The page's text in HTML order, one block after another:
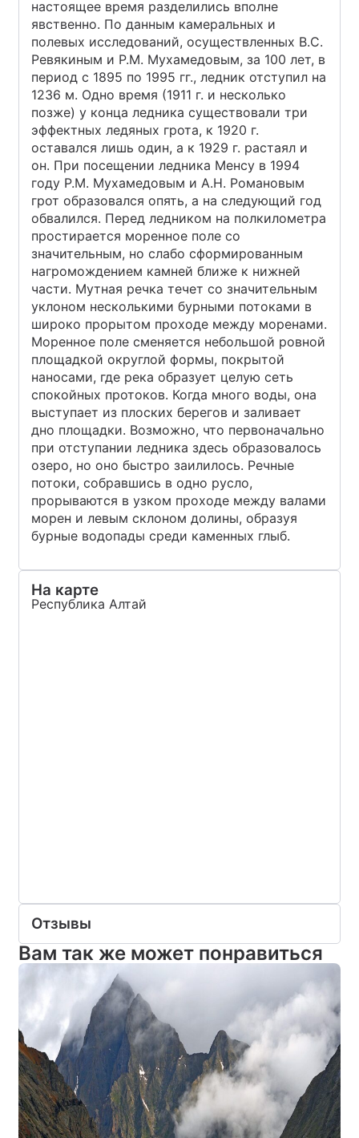
настоящее время разделились вполне
явственно. По данным камеральных и
полевых исследований, осуществленных B.C.
Ревякиным и P.M. Мухамедовым, за 100 лет, в
период с 1895 по 1995 гг., ледник отступил на
1236 м. Одно время (1911 г. и несколько
позже) у конца ледника существовали три
эффектных ледяных грота, к 1920 г.
оставался лишь один, а к 1929 г. растаял и
он. При посещении ледника Менсу в 1994
году P.M. Мухамедовым и А.Н. Романовым
грот образовался опять, а на следующий год
обвалился. Перед ледником на полкилометра
простирается моренное поле со
значительным, но слабо сформированным
нагромождением камней ближе к нижней
части. Мутная речка течет со значительным
уклоном несколькими бурными потоками в
широко прорытом проходе между моренами.
Моренное поле сменяется небольшой ровной
площадкой округлой формы, покрытой
наносами, где река образует целую сеть
спокойных протоков. Когда много воды, она
выступает из плоских берегов и заливает
дно площадки. Возможно, что первоначально
при отступании ледника здесь образовалось
озеро, но оно быстро заилилось. Речные
потоки, собравшись в одно русло,
прорываются в узком проходе между валами
морен и левым склоном долины, образуя
бурные водопады среди каменных глыб.
На карте
Республика Алтай
Отзывы
Вам так же может понравиться